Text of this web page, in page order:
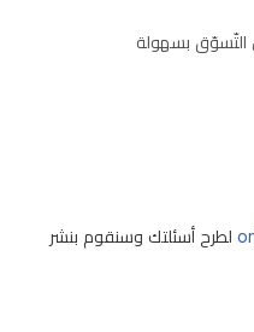
التّسوّق بسهولة
لطرح أسئلتك وسنقوم بنشر